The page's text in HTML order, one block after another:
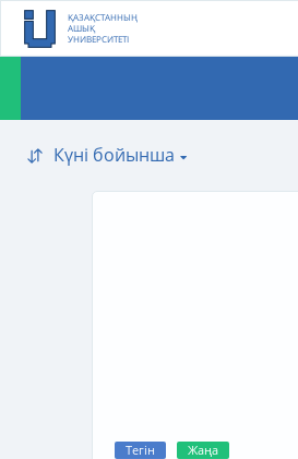
ҚАЗАҚСТАННЫҢ
АШЫҚ
УНИВЕРСИТЕТІ
Күні бойынша
Күні бойынша
Тегін Жаңа